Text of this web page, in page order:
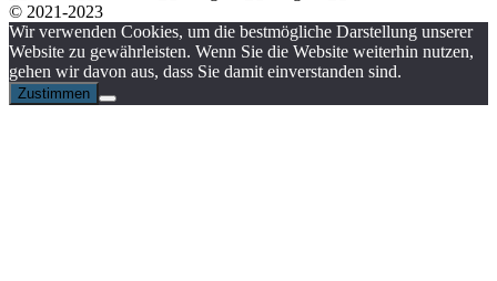
© 2021-2023
Wir verwenden Cookies, um die bestmögliche Darstellung unserer
Website zu gewährleisten. Wenn Sie die Website weiterhin nutzen,
gehen wir davon aus, dass Sie damit einverstanden sind.
Zustimmen